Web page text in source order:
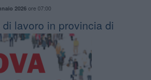
2026ore 07:00
lavoro in provincia di